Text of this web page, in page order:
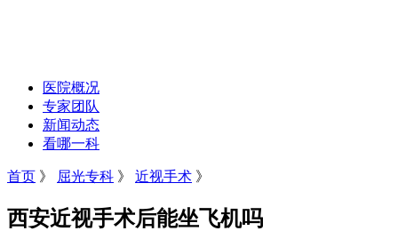
医院概况
专家团队
新闻动态
看哪一科
首页 》 屈光专科 》 近视手术 》
西安近视手术后能坐飞机吗